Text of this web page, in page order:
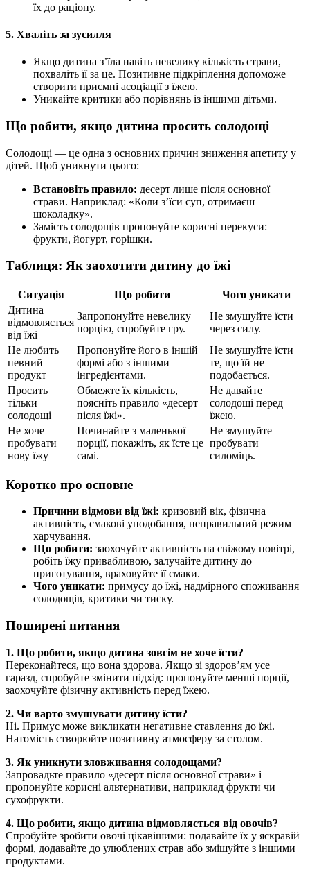
їх до раціону.
5. Хваліть за зусилля
Якщо дитина з’їла навіть невелику кількість страви,
похваліть її за це. Позитивне підкріплення допоможе
створити приємні асоціації з їжею.
Уникайте критики або порівнянь із іншими дітьми.
Що робити, якщо дитина просить солодощі
Солодощі — це одна з основних причин зниження апетиту у
дітей. Щоб уникнути цього:
Встановіть правило: десерт лише після основної
страви. Наприклад: «Коли з’їси суп, отримаєш
шоколадку».
Замість солодощів пропонуйте корисні перекуси:
фрукти, йогурт, горішки.
Таблиця: Як заохотити дитину до їжі
Ситуація Що робити
Чого уникати
Дитина
відмовляється
від їжі
Запропонуйте невелику
порцію, спробуйте гру.
Не змушуйте їсти
через силу.
Не любить
певний
продукт
Пропонуйте його в іншій
формі або з іншими
інгредієнтами.
Не змушуйте їсти
те, що їй не
подобається.
Просить
тільки
солодощі
Обмежте їх кількість,
поясніть правило «десерт
після їжі».
Не давайте
солодощі перед
їжею.
Не хоче
пробувати
нову їжу
Починайте з маленької
порції, покажіть, як їсте це
самі.
Не змушуйте
пробувати
силоміць.
Коротко про основне
Причини відмови від їжі: кризовий вік, фізична
активність, смакові уподобання, неправильний режим
харчування.
Що робити: заохочуйте активність на свіжому повітрі,
робіть їжу привабливою, залучайте дитину до
приготування, враховуйте її смаки.
Чого уникати: примусу до їжі, надмірного споживання
солодощів, критики чи тиску.
Поширені питання
1. Що робити, якщо дитина зовсім не хоче їсти?
Переконайтеся, що вона здорова. Якщо зі здоров’ям усе
гаразд, спробуйте змінити підхід: пропонуйте менші порції,
заохочуйте фізичну активність перед їжею.
2. Чи варто змушувати дитину їсти?
Ні. Примус може викликати негативне ставлення до їжі.
Натомість створюйте позитивну атмосферу за столом.
3. Як уникнути зловживання солодощами?
Запровадьте правило «десерт після основної страви» і
пропонуйте корисні альтернативи, наприклад фрукти чи
сухофрукти.
4. Що робити, якщо дитина відмовляється від овочів?
Спробуйте зробити овочі цікавішими: подавайте їх у яскравій
формі, додавайте до улюблених страв або змішуйте з іншими
продуктами.